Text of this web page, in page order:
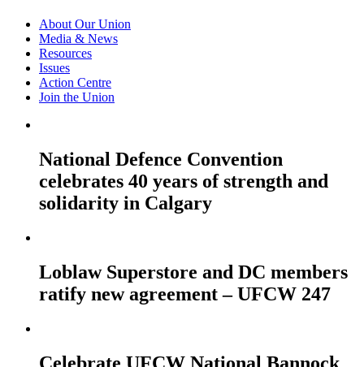
About Our Union
Media & News
Resources
Issues
Action Centre
Join the Union
National Defence Convention
celebrates 40 years of strength and
solidarity in Calgary
Loblaw Superstore and DC members
ratify new agreement – UFCW 247